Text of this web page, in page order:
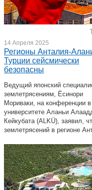
14 Апреля 2025
Регионы Анталия-
Турции сейсмически
безопасны
Ведущий японский
землетрясениям, Ёсинори
Мориваки, на конференции в
университете Аланьи
Кейкубата (ALKÜ), заявил,
землетрясений в регионе